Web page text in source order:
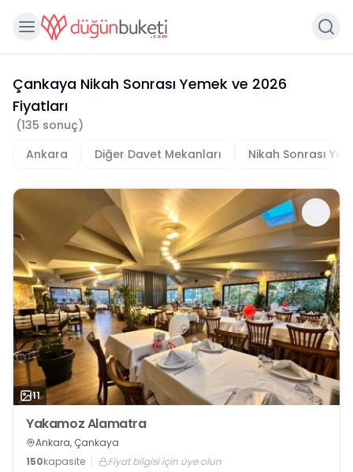
Çankaya Nikah Sonrası Yemek ve 2026
Fiyatları
(135 sonuç)
Ankara
Diğer Davet Mekanları Nikah Sonrası
11
Yakamoz Alamatra
Ankara, Çankaya
150kapasite Fiyat bilgisi için üye olun